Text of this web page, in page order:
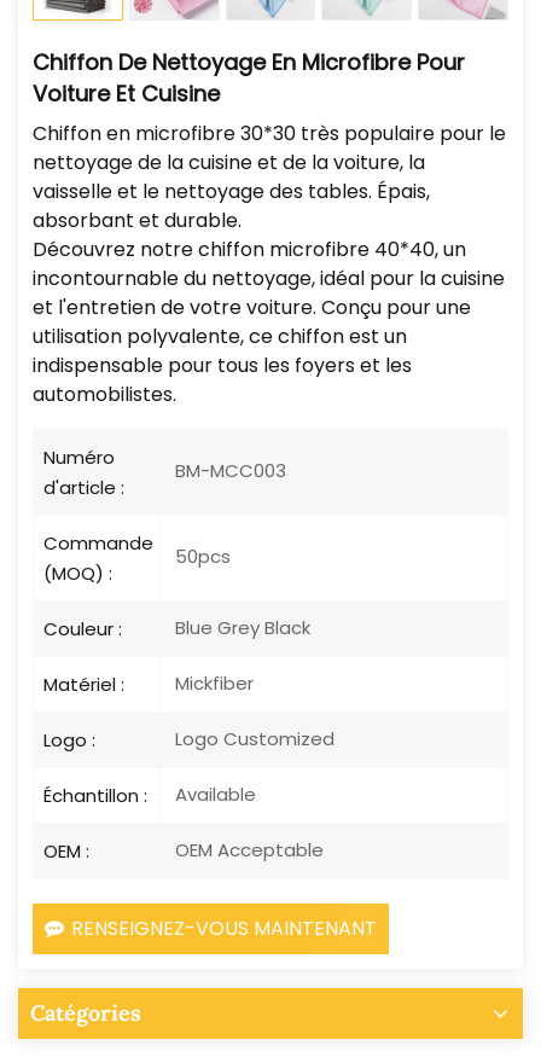
Chiffon De Nettoyage En Microfibre Pour
Voiture Et Cuisine
Chiffon en microfibre 30*30 très populaire pour le
nettoyage de la cuisine et de la voiture, la
vaisselle et le nettoyage des tables. Épais,
absorbant et durable.
Découvrez notre chiffon microfibre 40*40, un
incontournable du nettoyage, idéal pour la cuisine
et l'entretien de votre voiture. Conçu pour une
utilisation polyvalente, ce chiffon est un
indispensable pour tous les foyers et les
automobilistes.
Numéro
d'article :
BM-MCC003
Commande
(MOQ) :
50pcs
Couleur : Blue Grey Black
Matériel : Mickfiber
Logo : Logo Customized
Échantillon : Available
OEM : OEM Acceptable
RENSEIGNEZ-VOUS MAINTENANT
Catégories